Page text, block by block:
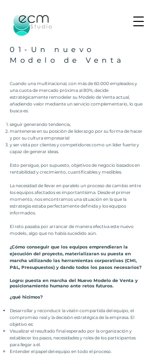
01-Un nuevo
Modelo de Venta
Cuando una multinacional, con más de 60.000 empleados y
una cuota de mercado próxima al 80%, decide
estratégicamente remodelar su Modelo de Venta actual,
añadiendo valor mediante un servicio complementario, lo que
busca es:
seguir generando tendencia,
mantenerse en su posición de liderazgo por su forma de hacer
y por su cultura empresarial
y ser vista por clientes y competidores como un líder fuerte y
capaz de generar ideas.
Esto persigue, por supuesto, objetivos de negocio basados en
rentabilidad y crecimiento, cuantificables y medibles.
La necesidad de llevar en paralelo un proceso de cambio entre
los equipos afectados es importantísima. Desde el primer
momento, nos encontramos una situación en la que la
estrategia estaba perfectamente definida y los equipos
informados.
El reto pasaba por arrancar de manera efectiva este nuevo
modelo, algo que no había sucedido aún.
¿Cómo conseguir que los equipos emprendieran la
ejecución del proyecto, materializaran su puesta en
marcha utilizando las herramientas corporativas (CMI,
P&L, Presupuestos) y dando todos los pasos necesarios?
Logro: puesta en marcha del Nuevo Modelo de Venta y
posicionamiento humano ante retos futuros.
¿qué hicimos?
Desarrollar y reconducir la visión compartida del equipo, el
compromiso real y la decisión estratégica de la empresa. El
objetivo es:
Visualizar el resultado final esperado por la organización y
establecer los pasos, necesidades y roles de los participantes
para llegar a él.
Entender el papel del equipo en todo el proceso.